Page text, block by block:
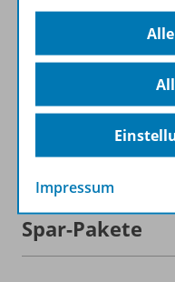
Informationen
Beschreibung
Spar-Pakete
Impressum